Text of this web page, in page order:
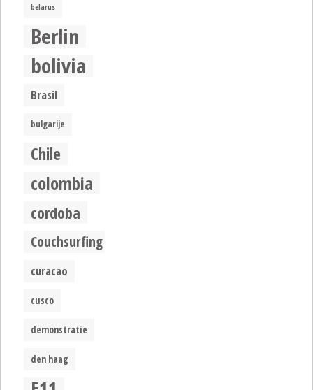
belarus
Berlin
bolivia
Brasil
bulgarije
Chile
colombia
cordoba
Couchsurfing
curacao
cusco
demonstratie
den haag